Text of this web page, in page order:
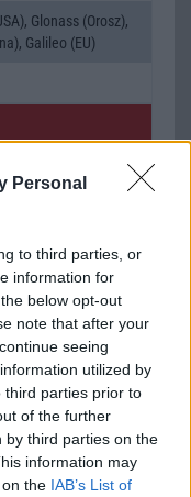
Personal
to third parties, or
information for
below opt-out
note that after your
seeing
utilized by
third parties prior to
of the further
by third parties on the
information may
the IAB’s List of
Glonass (Orosz),
Galileo (EU)
alkalmas
sensor